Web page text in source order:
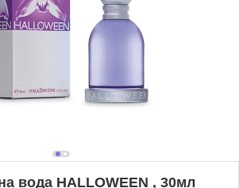
вода HALLOWEEN , 30мл